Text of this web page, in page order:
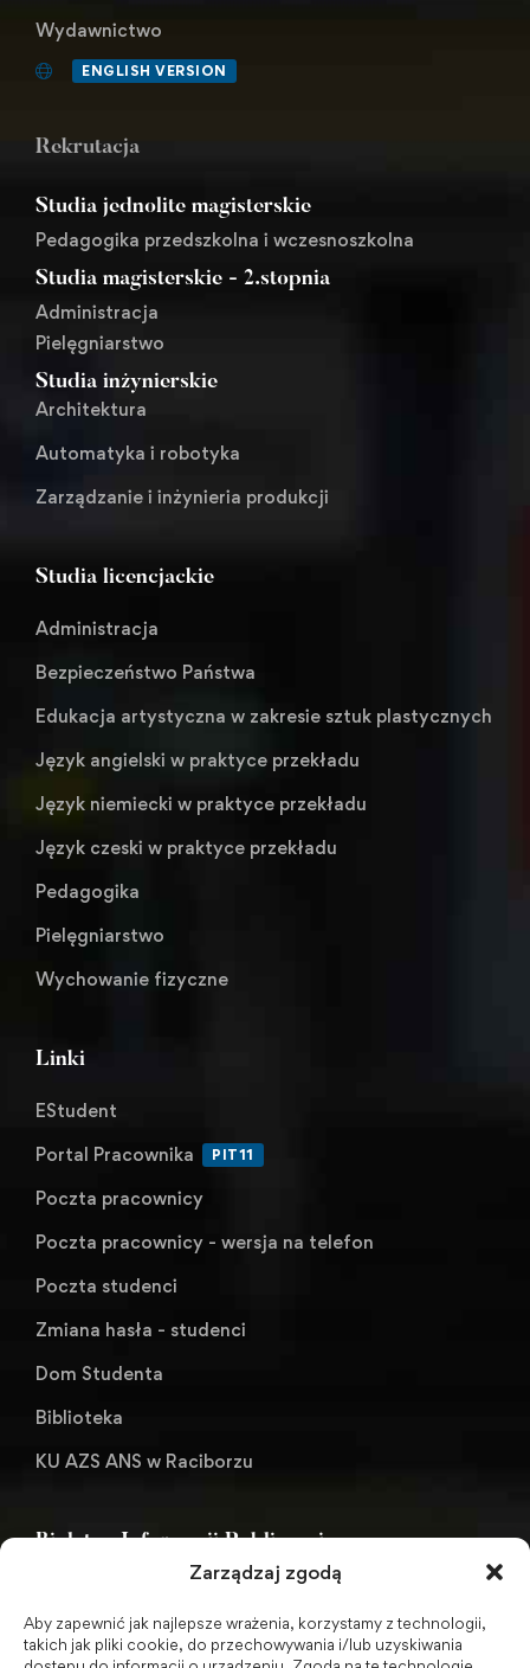
Zarządzaj zgodą
Aby zapewnić jak najlepsze wrażenia, korzystamy z technologii,
takich jak pliki cookie, do przechowywania i/lub uzyskiwania
Wydawnictwo
ENGLISH VERSION
Rekrutacja
Studia jednolite magisterskie
Pedagogika przedszkolna i wczesnoszkolna
Studia magisterskie - 2.stopnia
Administracja
Pielęgniarstwo
Studia inżynierskie
Architektura
Automatyka i robotyka
Zarządzanie i inżynieria produkcji
Studia licencjackie
Administracja
Bezpieczeństwo Państwa
Edukacja artystyczna w zakresie sztuk plastycznych
Język angielski w praktyce przekładu
Język niemiecki w praktyce przekładu
Język czeski w praktyce przekładu
Pedagogika
Pielęgniarstwo
Wychowanie fizyczne
Linki
EStudent
Portal Pracownika
PIT11
Poczta pracownicy
Poczta pracownicy - wersja na telefon
Poczta studenci
Zmiana hasła - studenci
Dom Studenta
Biblioteka
KU AZS ANS w Raciborzu
Biuletyn Informacji Publicznej
BIP - Biuletyn Informacji Publicznej PWSZ -